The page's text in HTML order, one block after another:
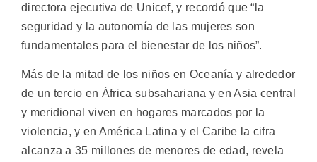
directora ejecutiva de Unicef, y recordó que “la
seguridad y la autonomía de las mujeres son
fundamentales para el bienestar de los niños”.
Más de la mitad de los niños en Oceanía y alrededor
de un tercio en África subsahariana y en Asia central
y meridional viven en hogares marcados por la
violencia, y en América Latina y el Caribe la cifra
alcanza a 35 millones de menores de edad, revela